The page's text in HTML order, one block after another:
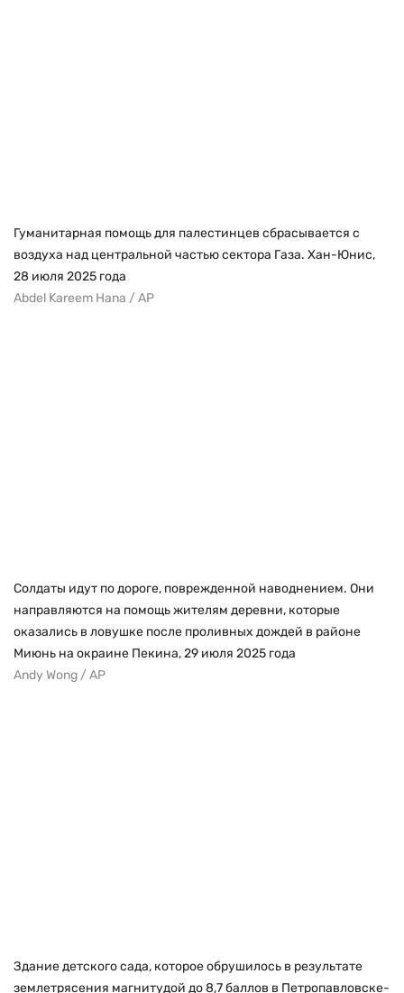
Гуманитарная помощь для палестинцев сбрасывается с
воздуха над центральной частью сектора Газа. Хан-Юнис,
28 июля 2025 года
Abdel Kareem Hana / AP
Солдаты идут по дороге, поврежденной наводнением. Они
направляются на помощь жителям деревни, которые
оказались в ловушке после проливных дождей в районе
Миюнь на окраине Пекина, 29 июля 2025 года
Andy Wong / AP
Здание детского сада, которое обрушилось в результате
землетрясения магнитудой до 8,7 баллов в Петропавловске-